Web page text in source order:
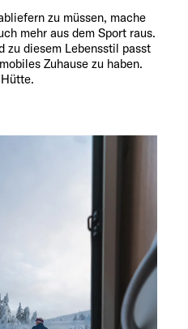
zu müssen, mache
mehr aus dem Sport raus.
zu diesem Lebensstil passt
Zuhause zu haben.